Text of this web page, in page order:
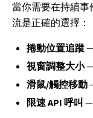
當你需要在持續事
流是正確的選擇：
捲動位置追蹤
視窗調整大小—
滑鼠/觸控移動
限速 API 呼叫 —